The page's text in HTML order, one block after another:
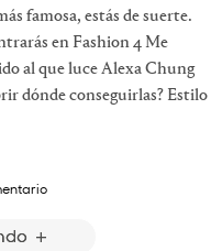
famosa, estás de suerte.
en Fashion 4 Me
al que luce Alexa Chung
dónde conseguirlas? Estilo